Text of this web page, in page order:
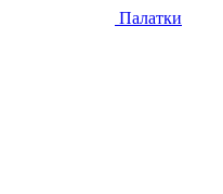
Палатки